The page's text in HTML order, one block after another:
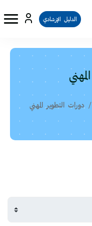
الدليل الإرشادي
دورات التطوير المهني